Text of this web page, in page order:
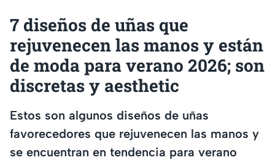
7 diseños de uñas que
rejuvenecen las manos y están
de moda para verano 2026; son
discretas y aesthetic
Estos son algunos diseños de uñas
favorecedores que rejuvenecen las manos y
se encuentran en tendencia para verano